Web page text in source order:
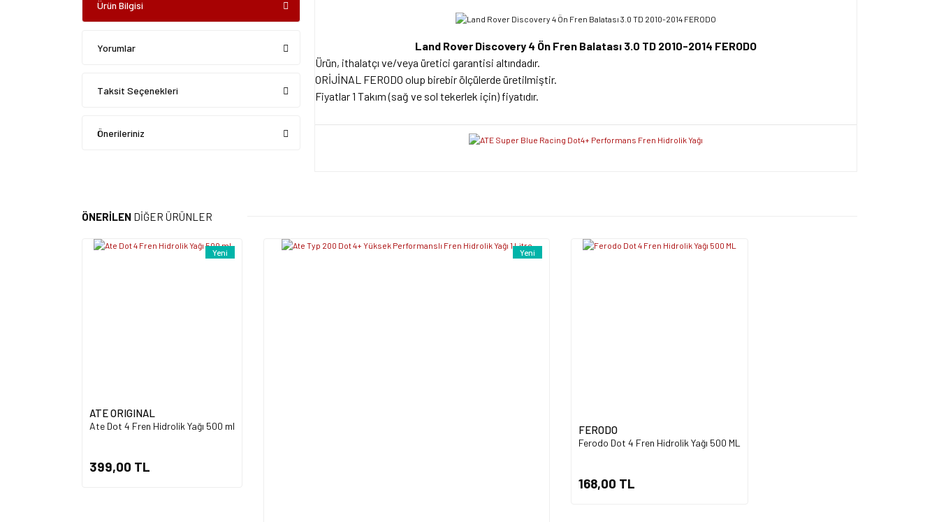
Ürün Bilgisi
Yorumlar
Taksit Seçenekleri
Önerileriniz
Land Rover Discovery 4 Ön Fren Balatası 3.0 TD 2010-2014 FERODO
Ürün, ithalatçı ve/veya üretici garantisi altındadır.
ORİJİNAL FERODO olup birebir ölçülerde üretilmiştir.
Fiyatlar 1 Takım (sağ ve sol tekerlek için) fiyatıdır.
Yorum Yaz
Ürün resmi kalitesiz, bozuk veya görüntülenemiyor.
ÖNERİLEN DİĞER ÜRÜNLER
Yeni
ATE ORIGINAL
Ate Dot 4 Fren Hidrolik Yağı 500 ml
399,00 TL
Yeni
FERODO
Ferodo Dot 4 Fren Hidrolik Yağı 500 ML
168,00 TL